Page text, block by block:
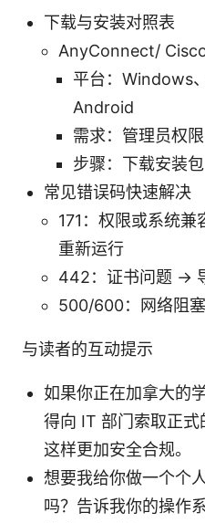
下载与安装对照表
AnyConnect/
平台：Windows
Android
需求：管理员权
步骤：下载安装
常见错误码快速解决
171：权限或系统
重新运行
442：证书问题 →
500/600：网络阻
与读者的互动提示
如果你正在加拿大的
得向 IT 部门索取正式
这样更加安全合规。
想要我给你做一个个
吗？告诉我你的操作